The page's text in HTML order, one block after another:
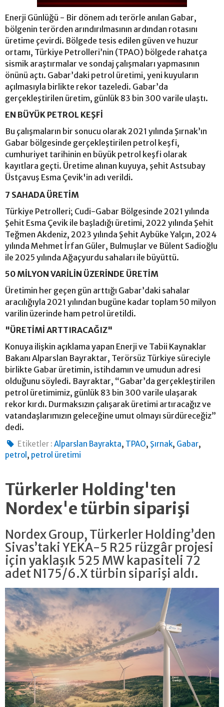
Enerji Günlüğü - Bir dönem adı terörle anılan Gabar,
bölgenin terörden arındırılmasının ardından rotasını
üretime çevirdi. Bölgede tesis edilen güven ve huzur
ortamı, Türkiye Petrolleri’nin (TPAO) bölgede rahatça
sismik araştırmalar ve sondaj çalışmaları yapmasının
önünü açtı. Gabar’daki petrol üretimi, yeni kuyuların
açılmasıyla birlikte rekor tazeledi. Gabar’da
gerçekleştirilen üretim, günlük 83 bin 300 varile ulaştı.
EN BÜYÜK PETROL KEŞFİ
Bu çalışmaların bir sonucu olarak 2021 yılında Şırnak’ın
Gabar bölgesinde gerçekleştirilen petrol keşfi,
cumhuriyet tarihinin en büyük petrol keşfi olarak
kayıtlara geçti. Üretime alınan kuyuya, şehit Astsubay
Üstçavuş Esma Çevik'in adı verildi.
7 SAHADA ÜRETİM
Türkiye Petrolleri; Cudi-Gabar Bölgesinde 2021 yılında
Şehit Esma Çevik ile başladığı üretimi, 2022 yılında Şehit
Teğmen Akdeniz, 2023 yılında Şehit Aybüke Yalçın, 2024
yılında Mehmet İrfan Güler, Bulmuşlar ve Bülent Sadioğlu
ile 2025 yılında Ağaçyurdu sahaları ile büyüttü.
50 MİLYON VARİLİN ÜZERİNDE ÜRETİM
Üretimin her geçen gün arttığı Gabar’daki sahalar
aracılığıyla 2021 yılından bugüne kadar toplam 50 milyon
varilin üzerinde ham petrol üretildi.
"ÜRETİMİ ARTTIRACAĞIZ"
Konuya ilişkin açıklama yapan Enerji ve Tabii Kaynaklar
Bakanı Alparslan Bayraktar, Terörsüz Türkiye süreciyle
birlikte Gabar üretimin, istihdamın ve umudun adresi
olduğunu söyledi. Bayraktar, “Gabar’da gerçekleştirilen
petrol üretimimiz, günlük 83 bin 300 varile ulaşarak
rekor kırdı. Durmaksızın çalışarak üretimi artıracağız ve
vatandaşlarımızın geleceğine umut olmayı sürdüreceğiz”
dedi.
Etiketler : Alparslan Bayrakta, TPAO, Şırnak, Gabar,
petrol , petrol üretimi
Türkerler Holding'ten
Nordex'e türbin siparişi
Nordex Group, Türkerler Holding’den
Sivas’taki YEKA-5 R25 rüzgâr projesi
için yaklaşık 525 MW kapasiteli 72
adet N175/6.X türbin siparişi aldı.